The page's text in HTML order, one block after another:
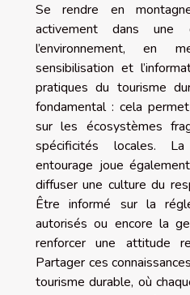
Se rendre en
activement dans une
l’environnement, en
sensibilisation et
pratiques du tourisme
fondamental : cela
sur les écosystèmes
spécificités locales.
entourage joue
diffuser une culture du
Être informé sur la
autorisés ou encore la
renforcer une attitude
Partager ces
tourisme durable, où